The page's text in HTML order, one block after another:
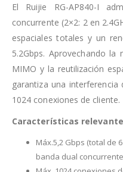
El Ruijie RG-AP840-I
concurrente (2×2: 2 en
espaciales totales y un
5.2Gbps. Aprovechando
MIMO y la reutilización
garantiza una
1024 conexiones de cliente.
Características
Máx.5,2 Gbps (total de
banda dual concurrente